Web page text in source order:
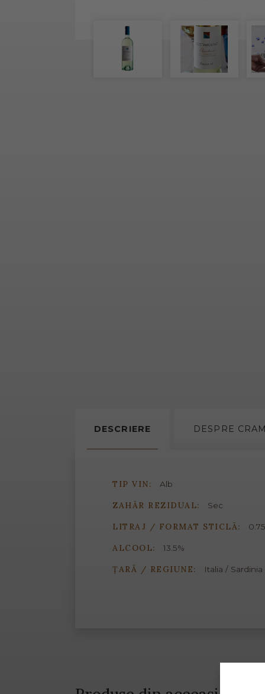
DESCRIERE DESPRE
TIP VIN: Alb
ZAHĂR REZIDUAL: Sec
LITRAJ / FORMAT STICLĂ:
ALCOOL: 13.5%
ȚARĂ / REGIUNE: Italia / Sardinia